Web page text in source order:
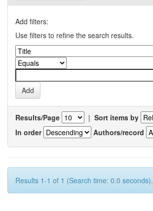
Add filters:
Use filters to refine the search results.
Results/Page | Sort items by
In order
Authors/record
Results 1-1 of 1 (Search time: 0.0 seconds).